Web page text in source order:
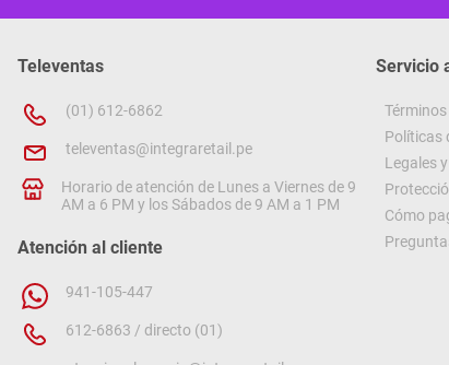
Televentas
(01) 612-6862
televentas@integraretail.pe
Horario de atención de Lunes a Viernes de 9
AM a 6 PM y los Sábados de 9 AM a 1 PM
Atención al cliente
941-105-447
612-6863 / directo (01)
Servicio
Políticas
Legales
Cómo